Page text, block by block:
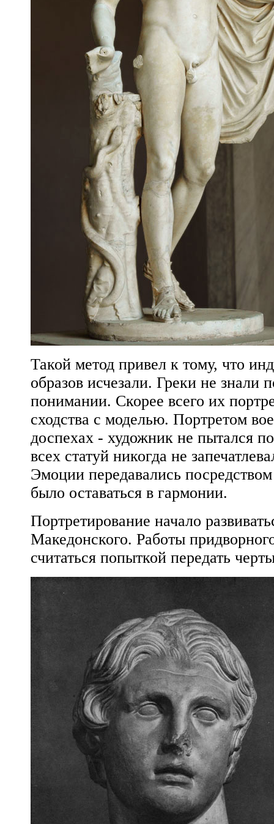
Такой метод привел к тому, что
образов исчезали. Греки не знали
понимании. Скорее всего их
сходства с моделью. Портретом
доспехах - художник не пытался
всех статуй никогда не
Эмоции передавались
было оставаться в гармонии.
Портретирование начало
Македонского. Работы
считаться попыткой передать